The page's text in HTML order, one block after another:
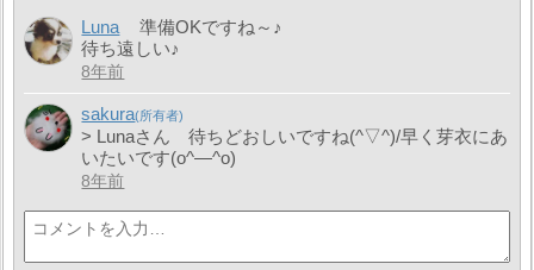
Luna
準備OKですね～♪
待ち遠しい♪
8年前
sakura
> Lunaさん 待ちどおしいですね(^▽^)/早く芽衣にあ
いたいです(o^―^o)
8年前